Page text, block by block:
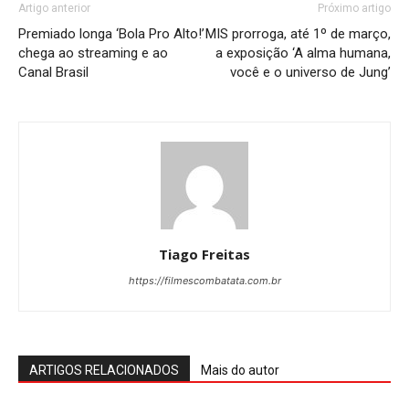
Artigo anterior
Premiado longa ‘Bola Pro Alto!’
chega ao streaming e ao
Canal Brasil
Próximo artigo
MIS prorroga, até 1º de março,
a exposição ‘A alma humana,
você e o universo de Jung’
Tiago Freitas
https://filmescombatata.com.br
ARTIGOS RELACIONADOS Mais do autor